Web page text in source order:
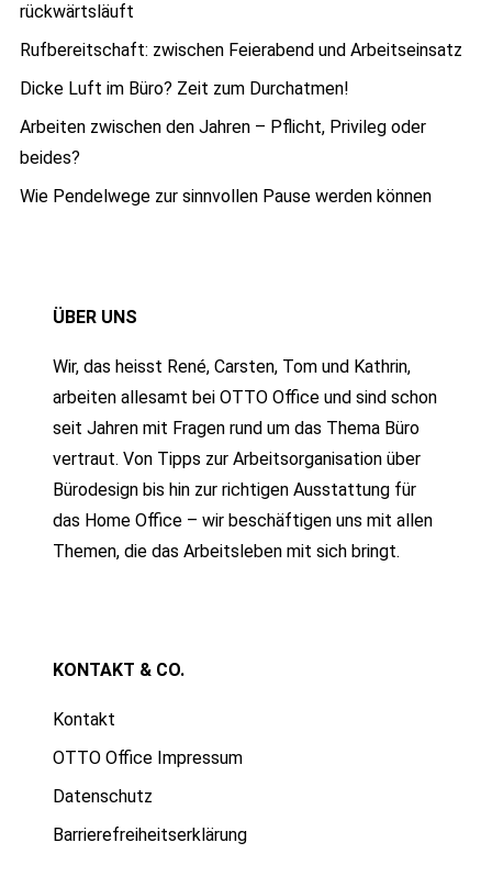
rückwärtsläuft
Rufbereitschaft: zwischen Feierabend und Arbeitseinsatz
Dicke Luft im Büro? Zeit zum Durchatmen!
Arbeiten zwischen den Jahren – Pflicht, Privileg oder
beides?
Wie Pendelwege zur sinnvollen Pause werden können
ÜBER UNS
Wir, das heisst René, Carsten, Tom und Kathrin,
arbeiten allesamt bei OTTO Office und sind schon
seit Jahren mit Fragen rund um das Thema Büro
vertraut. Von Tipps zur Arbeitsorganisation über
Bürodesign bis hin zur richtigen Ausstattung für
das Home Office – wir beschäftigen uns mit allen
Themen, die das Arbeitsleben mit sich bringt.
KONTAKT & CO.
Kontakt
OTTO Office Impressum
Datenschutz
Barrierefreiheitserklärung